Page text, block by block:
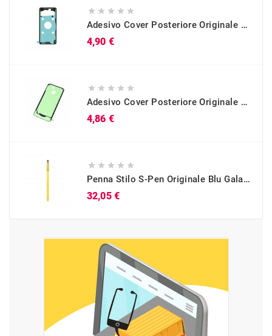
    
Adesivo Cover Posteriore Originale Galaxy S10 (SM-G973)
4,90 €
    
Adesivo Cover Posteriore Originale Galaxy A40 (SM-A405)
4,86 €
    
Penna Stilo S-Pen Originale Blu Galaxy Note 9 (SM-N960)
32,05 €